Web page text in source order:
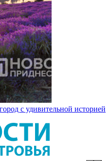
с удивительной историей